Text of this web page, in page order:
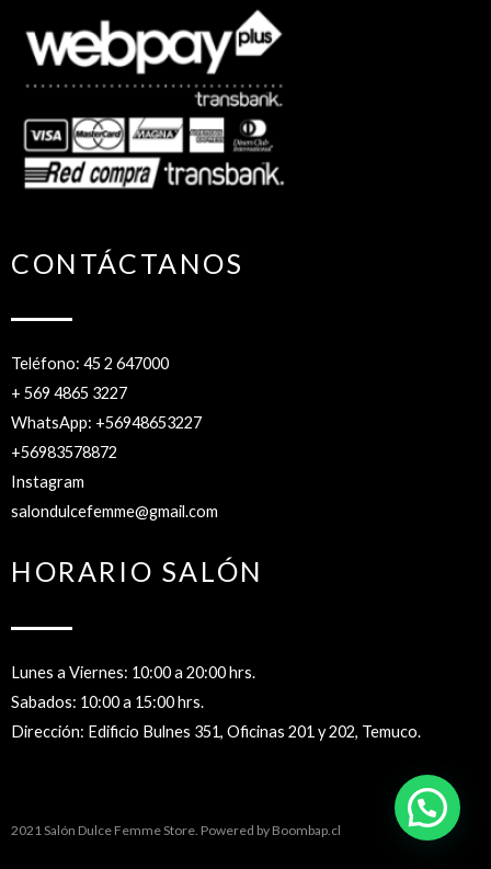
CONTÁCTANOS
Teléfono: 45 2 647000
+ 569 4865 3227
WhatsApp: +56948653227
+56983578872
Instagram
salondulcefemme@gmail.com
HORARIO SALÓN
Lunes a Viernes: 10:00 a 20:00 hrs.
Sabados: 10:00 a 15:00 hrs.
Dirección: Edificio Bulnes 351, Oficinas 201 y 202, Temuco.
2021 Salón Dulce Femme Store. Powered by Boombap.cl